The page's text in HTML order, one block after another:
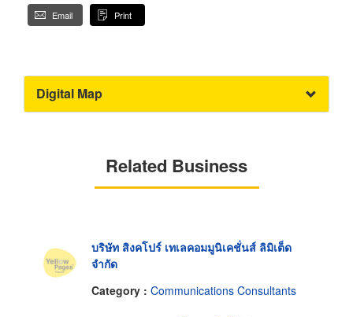
Email Print
Digital Map
Related Business
บริษัท สิงคโปร์ เทเลคอมมูนิเคชั่นส์ ลิมิเต็ด
จำกัด
Category : Communications Consultants